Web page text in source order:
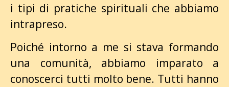
i tipi di pratiche spirituali che abbiamo
intrapreso.
Poiché intorno a me si stava formando
una comunità, abbiamo imparato a
conoscerci tutti molto bene. Tutti hanno